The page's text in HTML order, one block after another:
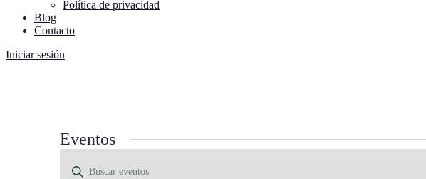
Política de privacidad
Blog
Contacto
Iniciar sesión
Eventos
Introduce